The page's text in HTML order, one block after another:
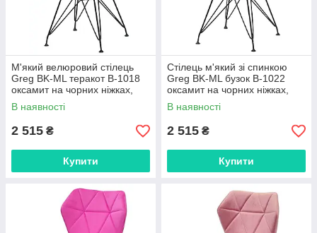
М'який велюровий стілець
Greg BK-ML теракот В-1018
оксамит на чорних ніжках,
дизайн Charles&Ray Eames
В наявності
2 515 ₴
Купити
Стілець м'який зі спинкою
Greg BK-ML бузок В-1022
оксамит на чорних ніжках,
дизайн Charles&Ray Eames
В наявності
2 515 ₴
Купити